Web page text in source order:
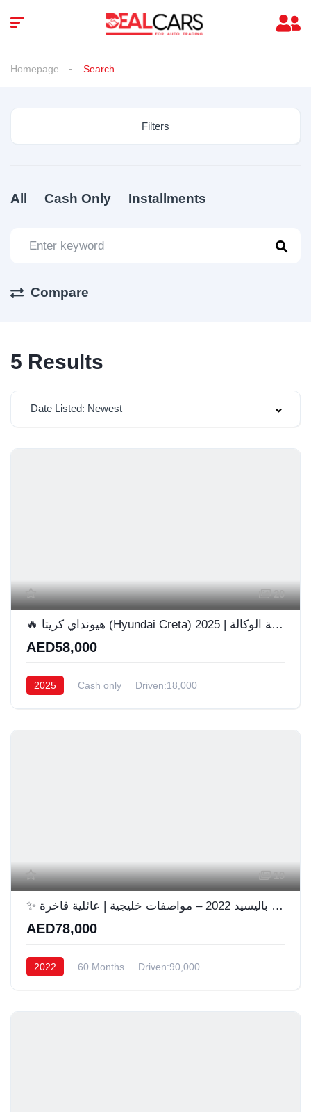
Homepage Search
Filters
All Cash Only Installments
Compare
5 Results
Date Listed: Newest
20
​🔥 هيونداي كريتا (Hyundai Creta) 2025 | بحالة الوكالة! 💥
AED58,000
2025 Cash only Driven:18,000
19
✨ هيونداي باليسيد 2022 – مواصفات خليجية | عائلية فاخرة ✨
AED78,000
2022 60 Months Driven:90,000